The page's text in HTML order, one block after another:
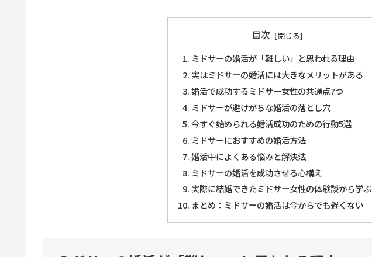
目次
ミドサーの婚活が「難しい」と思われる理由
実はミドサーの婚活には大きなメリットがある
婚活で成功するミドサー女性の共通点7つ
ミドサーが避けがちな婚活の落とし穴
今すぐ始められる婚活成功のための行動5選
ミドサーにおすすめの婚活方法
婚活中によくある悩みと解決法
ミドサーの婚活を成功させる心構え
実際に結婚できたミドサー女性の体験談から学ぶ
まとめ：ミドサーの婚活は今からでも遅くない